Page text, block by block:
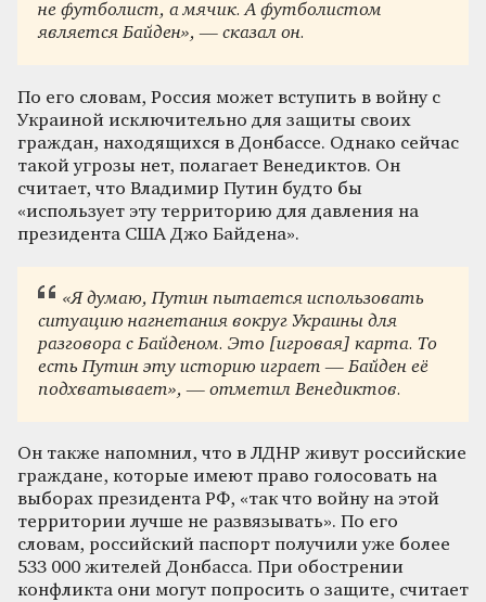
не футболист, а мячик. А футболистом
является Байден», — сказал он.
По его словам, Россия может вступить в войну с
Украиной исключительно для защиты своих
граждан, находящихся в Донбассе. Однако сейчас
такой угрозы нет, полагает Венедиктов. Он
считает, что Владимир Путин будто бы
«использует эту территорию для давления на
президента США Джо Байдена».
«Я думаю, Путин пытается использовать
ситуацию нагнетания вокруг Украины для
разговора с Байденом. Это [игровая] карта. То
есть Путин эту историю играет — Байден её
подхватывает», — отметил Венедиктов.
Он также напомнил, что в ЛДНР живут российские
граждане, которые имеют право голосовать на
выборах президента РФ, «так что войну на этой
территории лучше не развязывать». По его
словам, российский паспорт получили уже более
533 000 жителей Донбасса. При обострении
конфликта они могут попросить о защите, считает